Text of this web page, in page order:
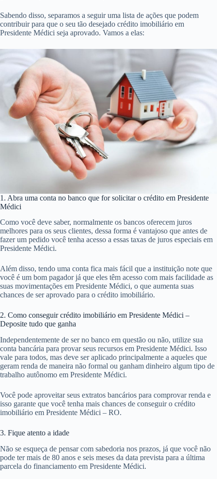
Sabendo disso, separamos a seguir uma lista de ações que podem
contribuir para que o seu tão desejado crédito imobiliário em
Presidente Médici seja aprovado. Vamos a elas:
1. Abra uma conta no banco que for solicitar o crédito em Presidente
Médici
Como você deve saber, normalmente os bancos oferecem juros
melhores para os seus clientes, dessa forma é vantajoso que antes de
fazer um pedido você tenha acesso a essas taxas de juros especiais em
Presidente Médici.
Além disso, tendo uma conta fica mais fácil que a instituição note que
você é um bom pagador já que eles têm acesso com mais facilidade as
suas movimentações em Presidente Médici, o que aumenta suas
chances de ser aprovado para o crédito imobiliário.
2. Como conseguir crédito imobiliário em Presidente Médici –
Deposite tudo que ganha
Independentemente de ser no banco em questão ou não, utilize sua
conta bancária para provar seus recursos em Presidente Médici. Isso
vale para todos, mas deve ser aplicado principalmente a aqueles que
geram renda de maneira não formal ou ganham dinheiro algum tipo de
trabalho autônomo em Presidente Médici.
Você pode aproveitar seus extratos bancários para comprovar renda e
isso garante que você tenha mais chances de conseguir o crédito
imobiliário em Presidente Médici – RO.
3. Fique atento a idade
Não se esqueça de pensar com sabedoria nos prazos, já que você não
pode ter mais de 80 anos e seis meses da data prevista para a última
parcela do financiamento em Presidente Médici.